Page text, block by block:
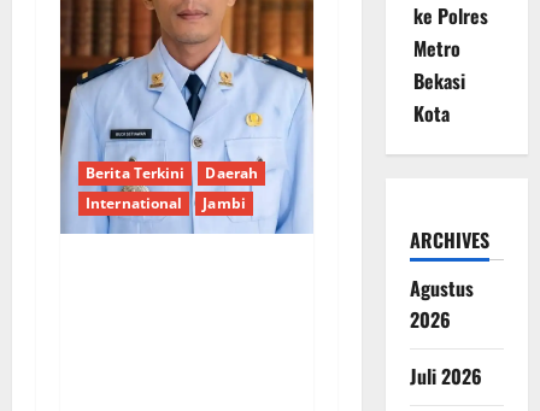
Berita Terkini
Daerah
International
Jambi
ke Polres
Metro
Bekasi
Kota
ARCHIVES
Agustus
2026
Juli 2026